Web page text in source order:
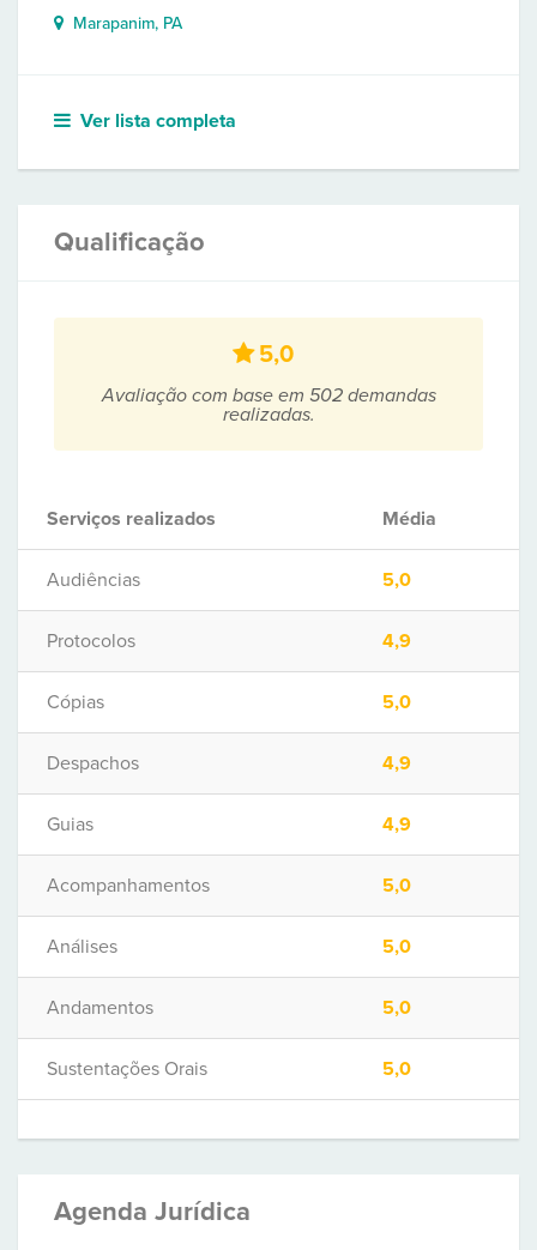
Marapanim, PA
Ver lista completa
Qualificação
5,0
Avaliação com base em 502 demandas
realizadas.
Serviços realizados Média
Audiências 5,0
Protocolos 4,9
Cópias 5,0
Despachos 4,9
Guias 4,9
Acompanhamentos 5,0
Análises 5,0
Andamentos 5,0
Sustentações Orais 5,0
Agenda Jurídica